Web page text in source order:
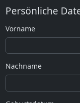
Persönliche
Vorname
Nachname